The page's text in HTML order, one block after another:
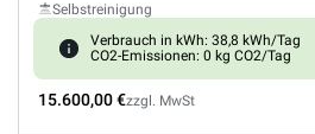
Selbstreinigung
Verbrauch in kWh: 38,8 kWh/Tag
CO2-Emissionen: 0 kg CO2/Tag
15.600,00 €zzgl. MwSt